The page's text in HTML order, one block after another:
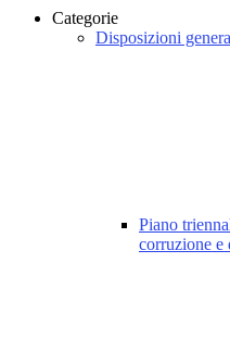
Categorie
Disposizioni
Piano
corruzione e